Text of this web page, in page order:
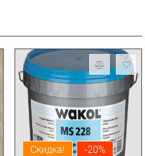
Скидка! -20%